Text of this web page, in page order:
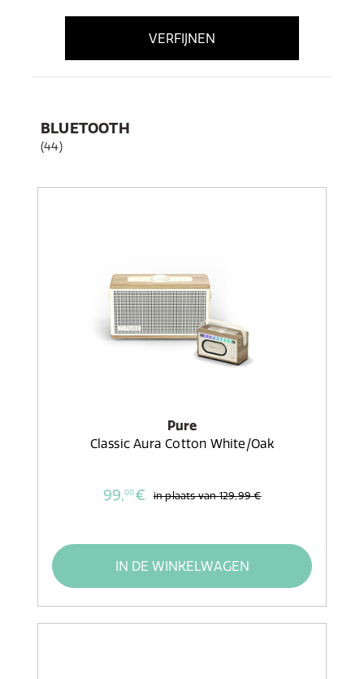
VERFIJNEN
BLUETOOTH
(44)
Pure
Classic Aura Cotton White/Oak
99,00€ in plaats van129,99 €
IN DE WINKELWAGEN